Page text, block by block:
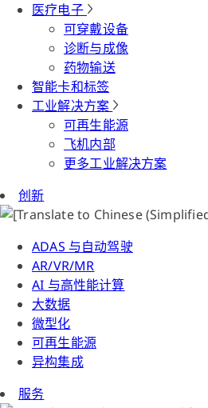
医疗电子
可穿戴设备
诊断与成像
药物输送
智能卡和标签
工业解决方案
可再生能源
飞机内部
更多工业解决方案
创新
ADAS 与自动驾驶
AR/VR/MR
AI 与高性能计算
大数据
微型化
可再生能源
异构集成
服务